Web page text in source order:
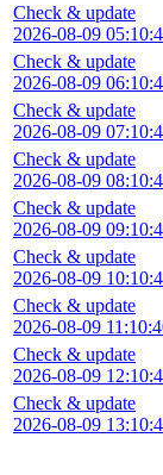
Check & update
2026-08-09
Check & update
2026-08-09
Check & update
2026-08-09
Check & update
2026-08-09
Check & update
2026-08-09
Check & update
2026-08-09
Check & update
2026-08-09
Check & update
2026-08-09
Check & update
2026-08-09